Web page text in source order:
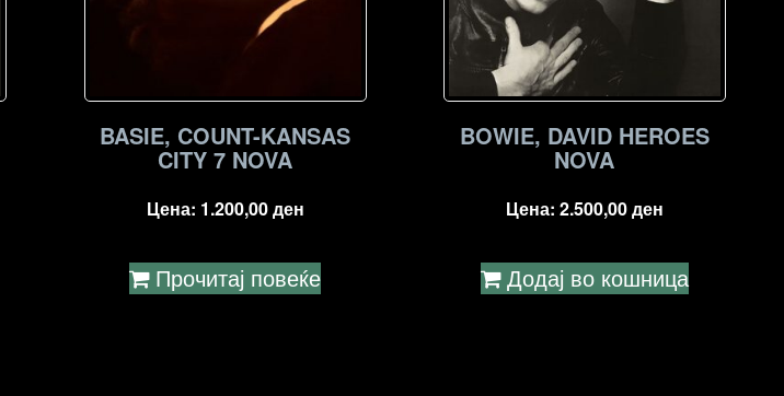
BASIE, COUNT-KANSAS
CITY 7 NOVA
Цена: 1.200,00ден
Прочитај повеќе
BOWIE, DAVID HEROES
NOVA
Цена: 2.500,00ден
Додај во кошница